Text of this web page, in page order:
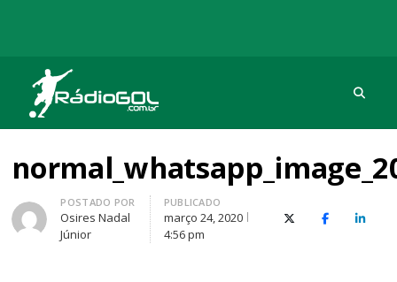
Rádio Gol
Há mais de 20 anos com as melhores coberturas
Autor
POSTADO POR
Osires Nadal
Júnior
PUBLICADO
março 24, 2020
4:56 pm
X (Twitter)Facebook
O